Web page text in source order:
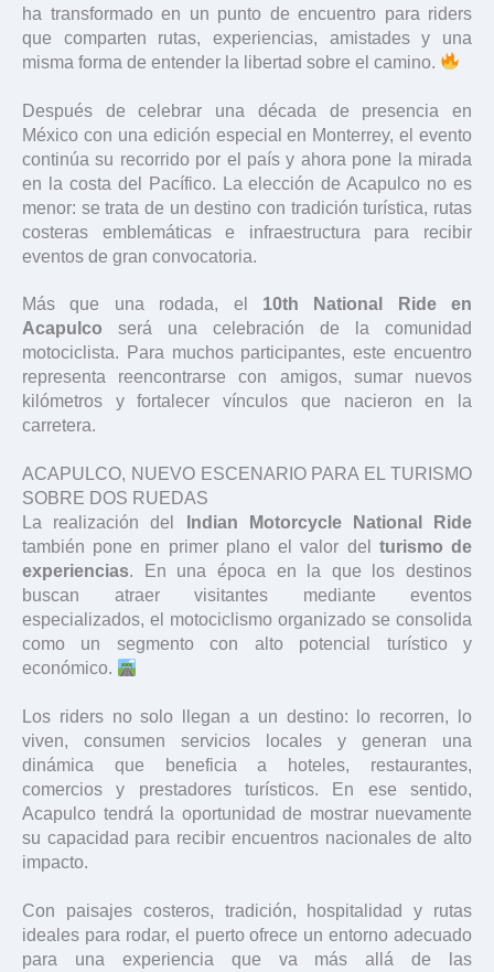
ha transformado en un punto de encuentro para riders
que comparten rutas, experiencias, amistades y una
misma forma de entender la libertad sobre el camino.
Después de celebrar una década de presencia en
México con una edición especial en Monterrey, el evento
continúa su recorrido por el país y ahora pone la mirada
en la costa del Pacífico. La elección de Acapulco no es
menor: se trata de un destino con tradición turística, rutas
costeras emblemáticas e infraestructura para recibir
eventos de gran convocatoria.
Más que una rodada, el 10th National Ride en
Acapulco será una celebración de la comunidad
motociclista. Para muchos participantes, este encuentro
representa reencontrarse con amigos, sumar nuevos
kilómetros y fortalecer vínculos que nacieron en la
carretera.
ACAPULCO, NUEVO ESCENARIO PARA EL TURISMO
SOBRE DOS RUEDAS
La realización del
Indian Motorcycle National Ride
también pone en primer plano el valor del turismo de
experiencias. En una época en la que los destinos
buscan atraer visitantes mediante eventos
especializados, el motociclismo organizado se consolida
como un segmento con alto potencial turístico y
económico.
Los riders no solo llegan a un destino: lo recorren, lo
viven, consumen servicios locales y generan una
dinámica que beneficia a hoteles, restaurantes,
comercios y prestadores turísticos. En ese sentido,
Acapulco tendrá la oportunidad de mostrar nuevamente
su capacidad para recibir encuentros nacionales de alto
impacto.
Con paisajes costeros, tradición, hospitalidad y rutas
ideales para rodar, el puerto ofrece un entorno adecuado
para una experiencia que va más allá de las